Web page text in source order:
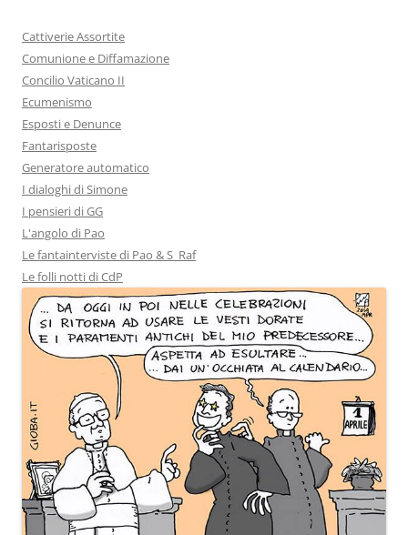
Cattiverie Assortite
Comunione e Diffamazione
Concilio Vaticano II
Ecumenismo
Esposti e Denunce
Fantarisposte
Generatore automatico
I dialoghi di Simone
I pensieri di GG
L'angolo di Pao
Le fantainterviste di Pao & S_Raf
Le folli notti di CdP